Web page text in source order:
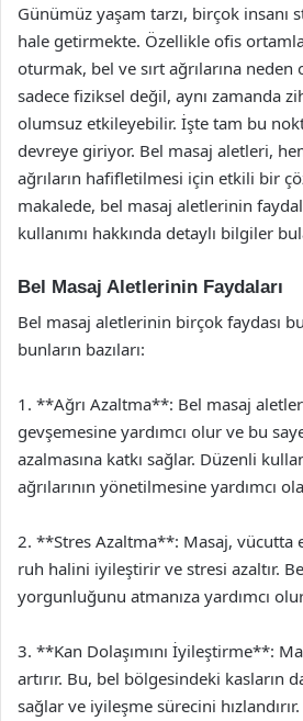
Günümüz yaşam tarzı, birçok insanı
hale getirmekte. Özellikle ofis
oturmak, bel ve sırt ağrılarına
sadece fiziksel değil, aynı zamanda
olumsuz etkileyebilir. İşte tam bu
devreye giriyor. Bel masaj aletleri,
ağrıların hafifletilmesi için etkili bir
makalede, bel masaj aletlerinin
kullanımı hakkında detaylı bilgiler
Bel Masaj Aletlerinin Faydaları
Bel masaj aletlerinin birçok faydası
bunların bazıları:
1. **Ağrı Azaltma**: Bel masaj
gevşemesine yardımcı olur ve bu
azalmasına katkı sağlar. Düzenli
ağrılarının yönetilmesine yardımcı
2. **Stres Azaltma**: Masaj, vücutta
ruh halini iyileştirir ve stresi azaltır.
yorgunluğunu atmanıza yardımcı
3. **Kan Dolaşımını İyileştirme**:
artırır. Bu, bel bölgesindeki kasların
sağlar ve iyileşme sürecini hızlandırır.